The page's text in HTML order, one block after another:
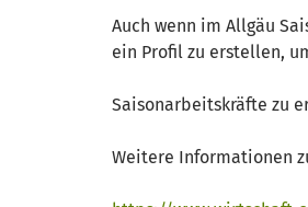
Auch wenn im Allgäu
ein Profil zu erstellen,
Saisonarbeitskräfte zu
Weitere Informationen